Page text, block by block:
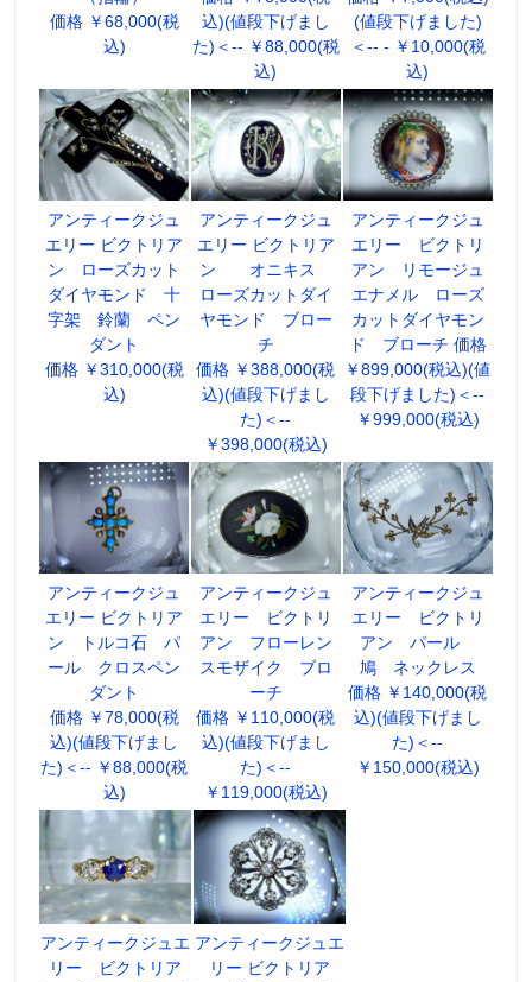
価格 ￥68,000(税
込)
込)(値段下げまし
た)＜-- ￥88,000(税
込)
(値段下げました)
＜-- - ￥10,000(税
込)
アンティークジュ
エリー ビクトリア
ン ローズカット
ダイヤモンド 十
字架 鈴蘭 ペン
ダント
価格 ￥310,000(税
込)
アンティークジュ
エリー ビクトリア
ン オニキス
ローズカットダイ
ヤモンド ブロー
チ
価格 ￥388,000(税
込)(値段下げまし
た)＜--
￥398,000(税込)
アンティークジュ
エリー ビクトリ
アン リモージュ
エナメル ローズ
カットダイヤモン
ド ブローチ 価格
￥899,000(税込)(値
段下げました)＜--
￥999,000(税込)
アンティークジュ
エリー ビクトリア
ン トルコ石 パ
ール クロスペン
ダント
価格 ￥78,000(税
込)(値段下げまし
た)＜-- ￥88,000(税
込)
アンティークジュ
エリー ビクトリ
アン フローレン
スモザイク ブロ
ーチ
価格 ￥110,000(税
込)(値段下げまし
た)＜--
￥119,000(税込)
アンティークジュ
エリー ビクトリ
アン パール
鳩 ネックレス
価格 ￥140,000(税
込)(値段下げまし
た)＜--
￥150,000(税込)
アンティークジュエ
リー ビクトリア
アンティークジュエ
リー ビクトリア